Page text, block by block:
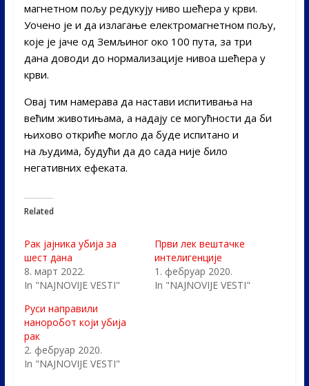
магнетном пољу редукују ниво шећера у крви.
Уочено је и да излагање електромагнетном пољу,
које је јаче од Земљиног око 100 пута, за три
дана доводи до нормализације нивоа шећера у
крви.
Овај тим намерава да настави испитивања на
већим животињама, а надају се могућности да би
њихово откриће могло да буде испитано и
на људима, будући да до сада није било
негативних ефеката.
Related
Рак јајника убија за
шест дана
8. март 2022.
In "NAJNOVIJE VESTI"
Први лек вештачке
интелигенције
1. фебруар 2020.
In "NAJNOVIJE VESTI"
Руси направили
наноробот који убија
рак
2. фебруар 2020.
In "NAJNOVIJE VESTI"